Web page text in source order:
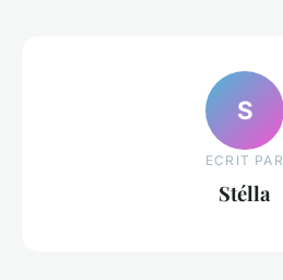
S
ECRIT PAR
Stélla